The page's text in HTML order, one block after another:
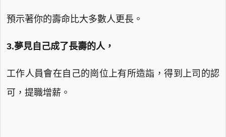
預示著你的壽命比大多數人更長。
3.夢見自己成了長壽的人，
工作人員會在自己的崗位上有所造詣，得到上司的認
可，提職增薪。